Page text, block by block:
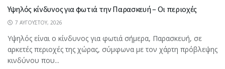
Υψηλός κίνδυνος για φωτιά την Παρασκευή – Οι περιοχές
7 ΑΥΓΟΎΣΤΟΥ, 2026
Υψηλός είναι ο κίνδυνος για φωτιά σήμερα, Παρασκευή, σε
αρκετές περιοχές της χώρας, σύμφωνα με τον χάρτη πρόβλεψης
κινδύνου που...